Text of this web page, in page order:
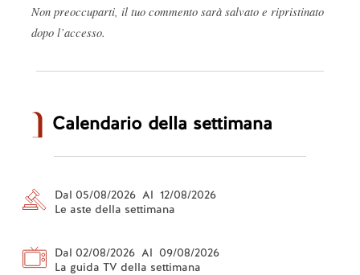
Non preoccuparti, il tuo commento sarà salvato e ripristinato
dopo l’accesso.
Calendario della settimana
Dal 05/08/2026 Al 12/08/2026
Le aste della settimana
Dal 02/08/2026 Al 09/08/2026
La guida TV della settimana